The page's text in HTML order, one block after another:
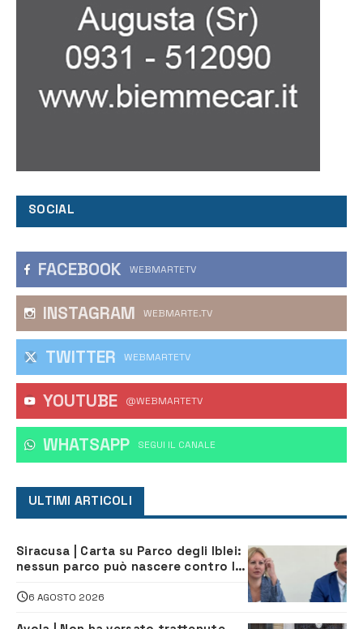
SOCIAL
FACEBOOK WEBMARTETV
INSTAGRAM WEBMARTE.TV
TWITTER WEBMARTETV
YOUTUBE @WEBMARTETV
WHATSAPP ‎SEGUI IL CANALE
ULTIMI ARTICOLI
Siracusa | Carta su Parco degli Iblei:
nessun parco può nascere contro le
6 AGOSTO 2026